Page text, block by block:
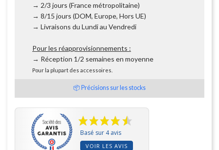
→ 2/3 jours (France métropolitaine)
→ 8/15 jours (DOM, Europe, Hors UE)
→ Livraisons du Lundi au Vendredi
Pour les réapprovisionnements :
→ Réception 1/2 semaines en moyenne
Pour la plupart des accessoires.
📦 Précisions sur les stocks
Basé sur 4 avis
VOIR LES AVIS